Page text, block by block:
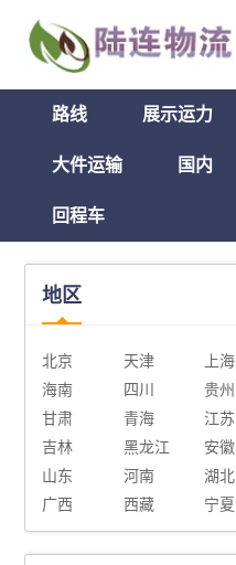
路线 展示运力
大件运输 国内
回程车
地区
北京 天津 上海
海南
四川 贵州
甘肃
青海 江苏
吉林
黑龙江 安徽
山东
河南 湖北
广西
西藏 宁夏